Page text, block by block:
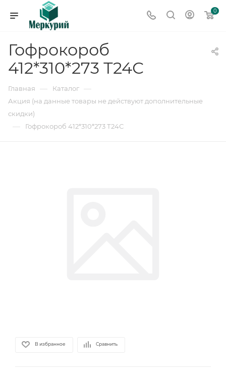
0
Гофрокороб
412*310*273 Т24С
Главная — Каталог —
Акция (на данные товары не действуют дополнительные
скидки)
— Гофрокороб 412*310*273 Т24С
В избранное Сравнить